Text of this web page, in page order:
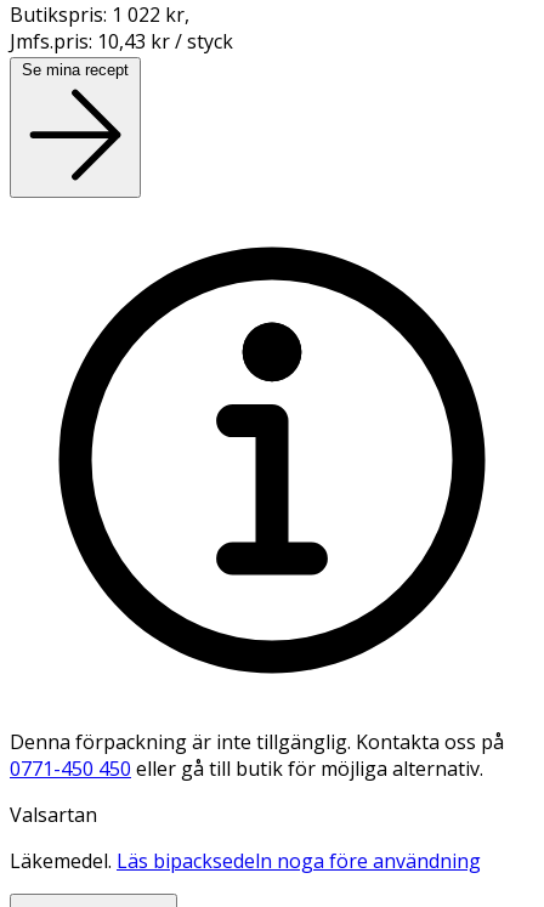
Butikspris: 1 022 kr,
Jmfs.pris: 10,43 kr / styck
Se mina recept
Denna förpackning är inte tillgänglig. Kontakta oss på
0771-450 450 eller gå till butik för möjliga alternativ.
Valsartan
Läkemedel. Läs bipacksedeln noga före användning